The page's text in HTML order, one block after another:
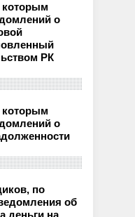
которым
о
РК
которым
о
по
об
деньги на